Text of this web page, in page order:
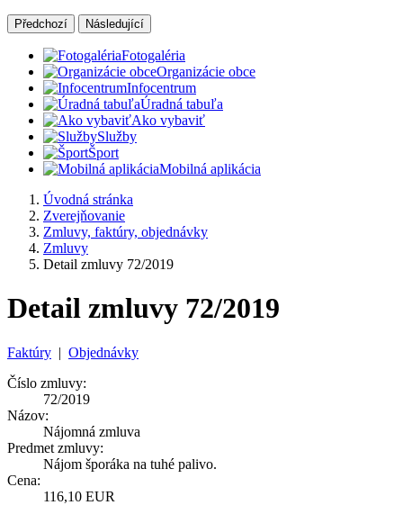
Předchozí Následující
Fotogaléria
Organizácie obce
Infocentrum
Úradná tabuľa
Ako vybaviť
Služby
Šport
Mobilná aplikácia
Úvodná stránka
Zverejňovanie
Zmluvy, faktúry, objednávky
Zmluvy
Detail zmluvy 72/2019
Detail zmluvy 72/2019
Faktúry | Objednávky
Číslo zmluvy:
72/2019
Názov:
Nájomná zmluva
Predmet zmluvy:
Nájom šporáka na tuhé palivo.
Cena:
116,10 EUR